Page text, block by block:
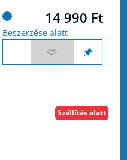
14 990 Ft
Beszerzése alatt
Szállítás alatt